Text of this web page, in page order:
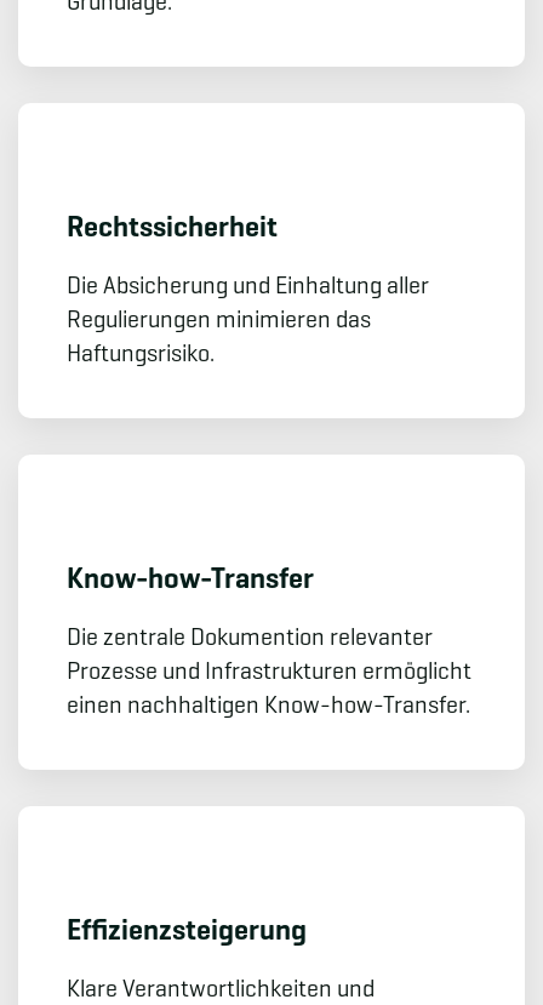
Rechts­sicherheit
Die Absicherung und Einhaltung aller
Regulierungen minimieren das
Haftungsrisiko.
Know-how-Transfer
Die zentrale Dokumention relevanter
Prozesse und Infrastrukturen ermöglicht
einen nachhaltigen Know-how-Transfer.
Effizienz­steigerung
Klare Verantwortlichkeiten und